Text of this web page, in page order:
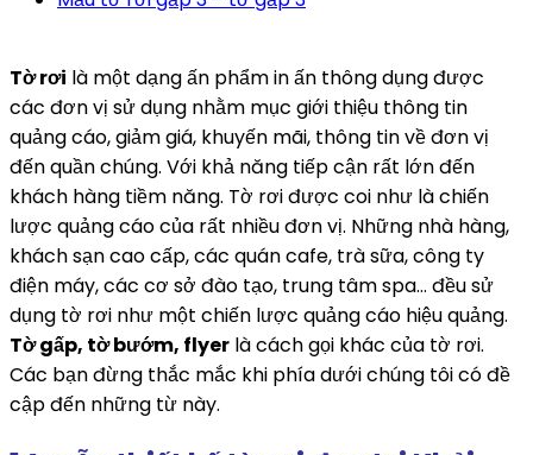
Tờ rơi là một dạng ấn phẩm in ấn thông dụng được
các đơn vị sử dụng nhằm mục giới thiệu thông tin
quảng cáo, giảm giá, khuyến mãi, thông tin về đơn vị
đến quần chúng. Với khả năng tiếp cận rất lớn đến
khách hàng tiềm năng. Tờ rơi được coi như là chiến
lược quảng cáo của rất nhiều đơn vị. Những nhà hàng,
khách sạn cao cấp, các quán cafe, trà sữa, công ty
điện máy, các cơ sở đào tạo, trung tâm spa… đều sử
dụng tờ rơi như một chiến lược quảng cáo hiệu quảng.
Tờ gấp, tờ bướm, flyer là cách gọi khác của tờ rơi.
Các bạn đừng thắc mắc khi phía dưới chúng tôi có đề
cập đến những từ này.